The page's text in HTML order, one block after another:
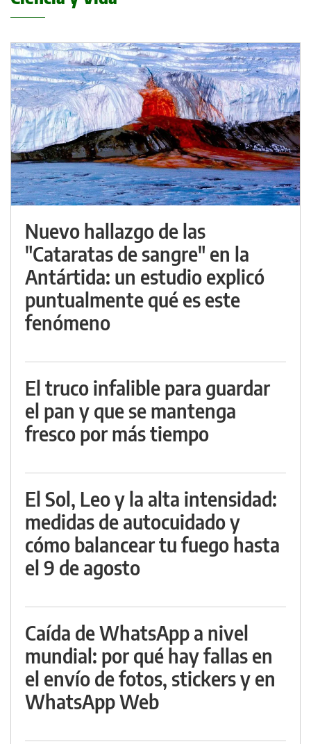
Nuevo hallazgo de las
"Cataratas de sangre" en la
Antártida: un estudio explicó
puntualmente qué es este
fenómeno
El truco infalible para guardar
el pan y que se mantenga
fresco por más tiempo
El Sol, Leo y la alta intensidad:
medidas de autocuidado y
cómo balancear tu fuego hasta
el 9 de agosto
Caída de WhatsApp a nivel
mundial: por qué hay fallas en
el envío de fotos, stickers y en
WhatsApp Web